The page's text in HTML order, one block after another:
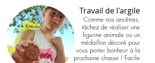
Travail de l'argile
Comme nos ancêtres,
tâchez de réaliser une
figurine animale ou un
médaillon décoré pour
vous porter bonheur à la
prochaine chasse ! Facile